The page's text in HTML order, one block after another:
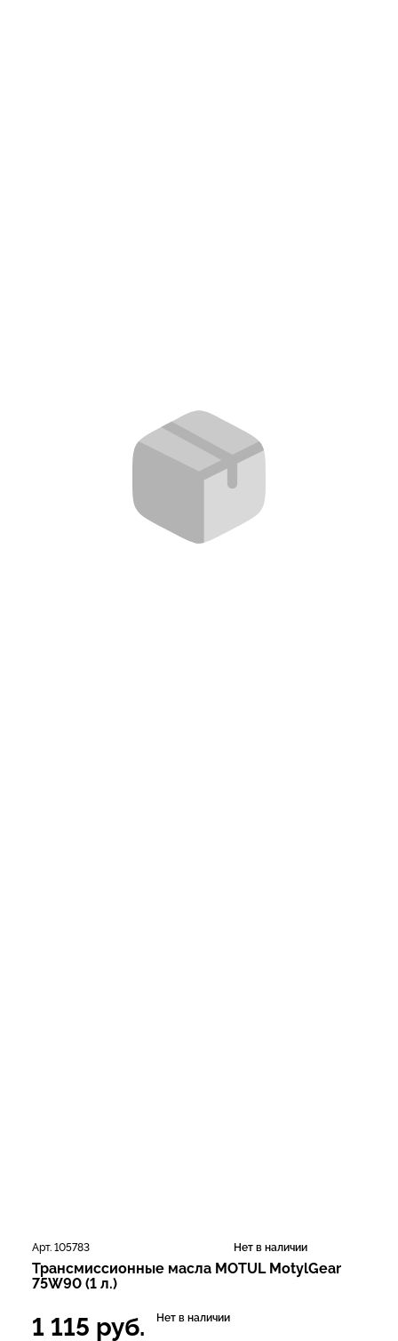
Арт. 105783 Нет в наличии
Трансмиссионные масла MOTUL MotylGear
75W90 (1 л.)
1 115 руб. Нет в наличии